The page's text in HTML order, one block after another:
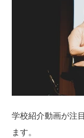
学校紹介動画が注
ます。